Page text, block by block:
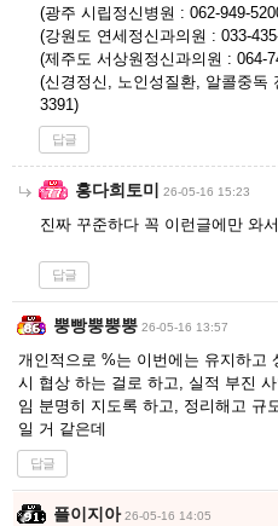
(광주 시립정신병원 : 062-949-
(강원도 연세정신과의원 : 033-
(제주도 서상원정신과의원 : 064-
(신경정신, 노인성질환, 알콜중독
3391)
답글
홍다희토미 26-05-16 15:23
진짜 꾸준하다 꼭 이런글에만 와
답글
뿡빵뿡뿡뿡 26-05-16 13:57
개인적으로 %는 이번에는 유지하고
시 협상 하는 걸로 하고, 실적 부진
임 분명히 지도록 하고, 정리해고 규
일 거 같은데
답글
플이지아 26-05-16 14:05